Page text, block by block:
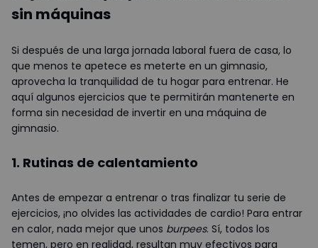
sin máquinas
Si después de una larga jornada laboral fuera de casa, lo
que menos te apetece es meterte en un gimnasio,
aprovecha la tranquilidad de tu hogar para entrenar. He
aquí algunos ejercicios que te permitirán mantenerte en
forma sin necesidad de invertir en una máquina de
gimnasio.
1. Rutinas de calentamiento
Antes de empezar a entrenar o tras finalizar tu serie de
ejercicios, ¡no olvides las actividades de cardio! Para entrar
en calor, nada mejor que unos burpees. Sí, todos los
temen, pero en realidad, resultan muy efectivos para